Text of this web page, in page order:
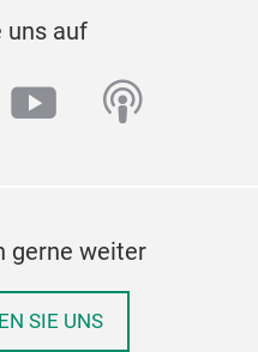
uns auf
youtube
gerne weiter
SIE UNS